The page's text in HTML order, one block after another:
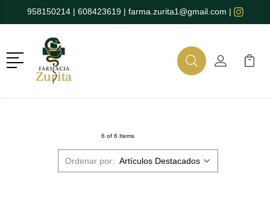
958150214| 608423619| farma.zurita1@gmail.com |
Menú
BuscarMi Cuenta
Mi
6 of 6 Items
Ordenar por: